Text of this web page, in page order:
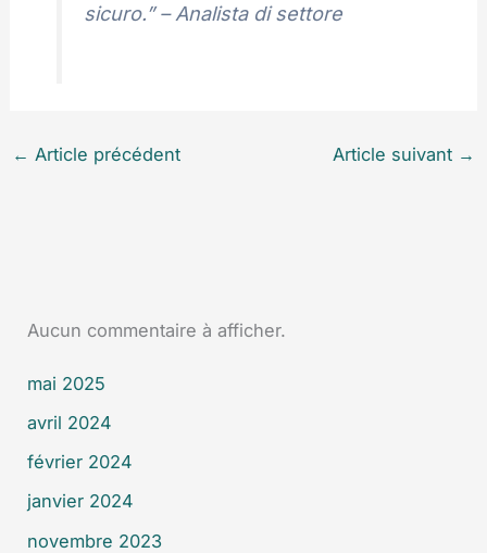
sicuro.” – Analista di settore
← Article précédent Article suivant →
Aucun commentaire à afficher.
mai 2025
avril 2024
février 2024
janvier 2024
novembre 2023